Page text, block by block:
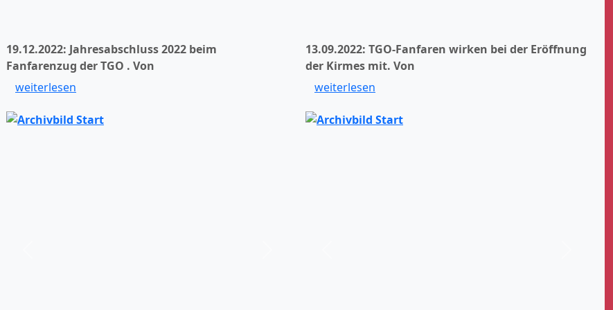
19.12.2022: Jahresabschluss 2022 beim
Fanfarenzug der TGO . Von
weiterlesen
13.09.2022: TGO-Fanfaren wirken bei der Eröffnung
der Kirmes mit. Von
weiterlesen